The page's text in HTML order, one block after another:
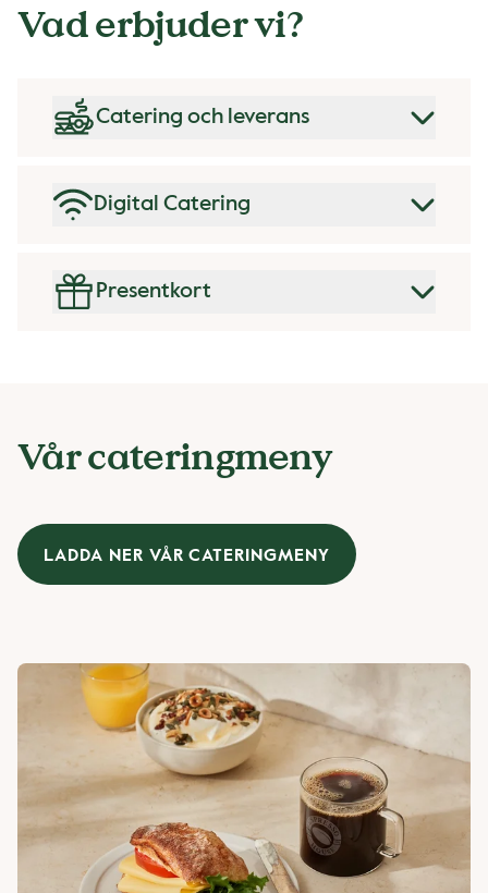
Vad erbjuder vi?
Catering och leverans
Digital Catering
Presentkort
Vår cateringmeny
LADDA NER VÅR CATERINGMENY